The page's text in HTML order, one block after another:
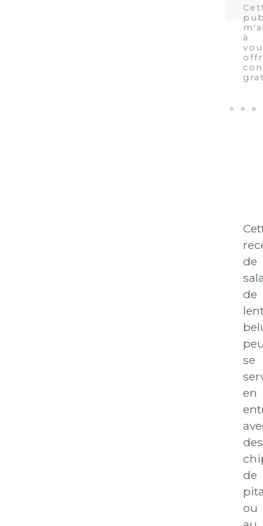
de
de
se
en
des
de
ou